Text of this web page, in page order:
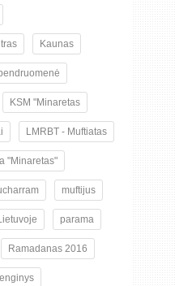
Kaunas
KSM "Minaretas
LMRBT - Muftiatas
"Minaretas"
muftijus
parama
Ramadanas 2016